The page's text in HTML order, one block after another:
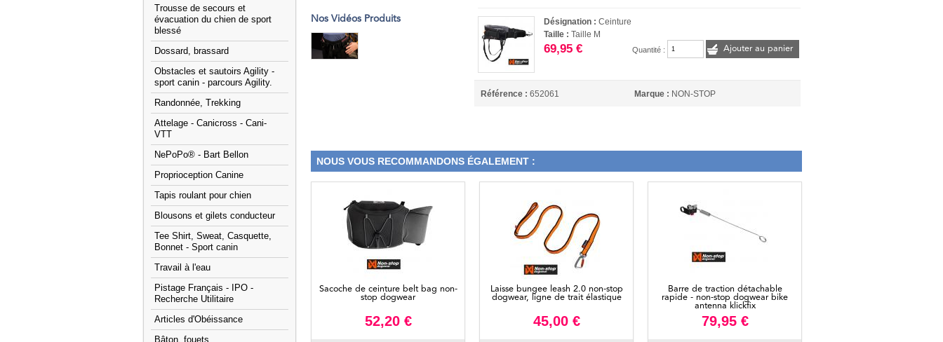
Trousse de secours et
évacuation du chien de sport
blessé
Dossard, brassard
Obstacles et sautoirs Agility -
sport canin - parcours Agility.
Randonnée, Trekking
Attelage - Canicross - Cani-
VTT
NePoPo® - Bart Bellon
Proprioception Canine
Tapis roulant pour chien
Blousons et gilets conducteur
Tee Shirt, Sweat, Casquette,
Bonnet - Sport canin
Travail à l'eau
Pistage Français - IPO -
Recherche Utilitaire
Articles d'Obéissance
Bâton, fouets
Nos Vidéos Produits Désignation :Ceinture
Taille :Taille M
69,95 € Quantité : Ajouter au panier
Référence : 652061 Marque : NON-STOP
NOUS VOUS RECOMMANDONS ÉGALEMENT :
Sacoche de ceinture belt bag non-
stop dogwear
52,20 €
Laisse bungee leash 2.0 non-stop
dogwear, ligne de trait élastique
45,00 €
Barre de traction détachable
rapide - non-stop dogwear bike
antenna klickfix
79,95 €